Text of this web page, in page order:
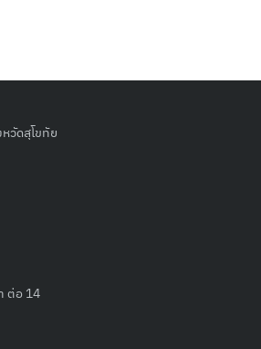
วัดสุโขทัย
ต่อ 14